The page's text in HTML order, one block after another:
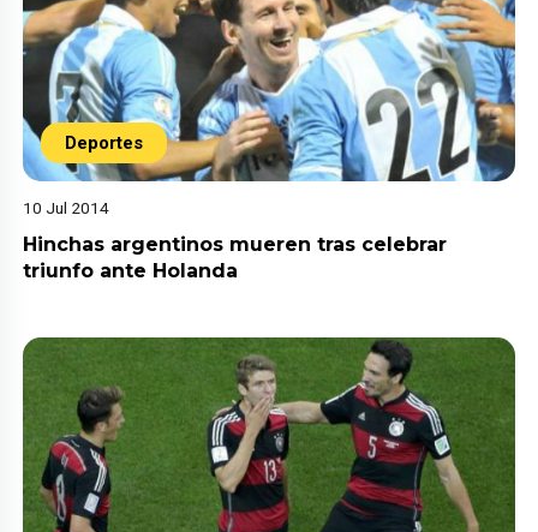
Deportes
10 Jul 2014
Hinchas argentinos mueren tras celebrar
triunfo ante Holanda